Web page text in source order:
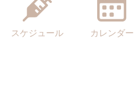
スケジュール カレンダー